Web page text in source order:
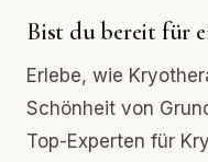
Bist du bereit für
Erlebe, wie
Schönheit von
Top-Experten für